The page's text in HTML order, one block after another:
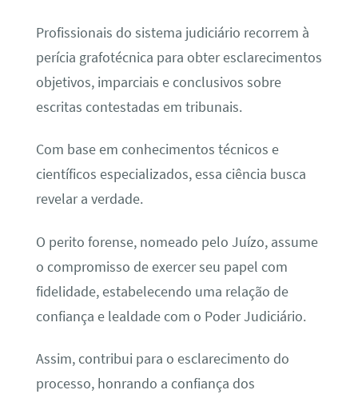
Profissionais do sistema judiciário recorrem à
perícia grafotécnica para obter esclarecimentos
objetivos, imparciais e conclusivos sobre
escritas contestadas em tribunais.
Com base em conhecimentos técnicos e
científicos especializados, essa ciência busca
revelar a verdade.
O perito forense, nomeado pelo Juízo, assume
o compromisso de exercer seu papel com
fidelidade, estabelecendo uma relação de
confiança e lealdade com o Poder Judiciário.
Assim, contribui para o esclarecimento do
processo, honrando a confiança dos